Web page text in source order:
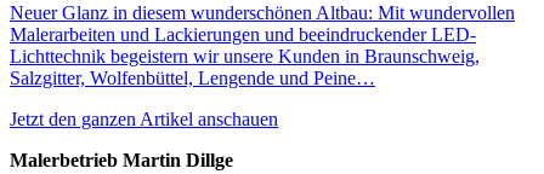
Neuer Glanz in diesem wunderschönen Altbau: Mit wundervollen
Malerarbeiten und Lackierungen und beeindruckender LED-
Lichttechnik begeistern wir unsere Kunden in Braunschweig,
Salzgitter, Wolfenbüttel, Lengende und Peine…
Jetzt den ganzen Artikel anschauen
Malerbetrieb Martin Dillge